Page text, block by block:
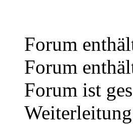
Forum
Forum
Forum ist
Weiterleitung